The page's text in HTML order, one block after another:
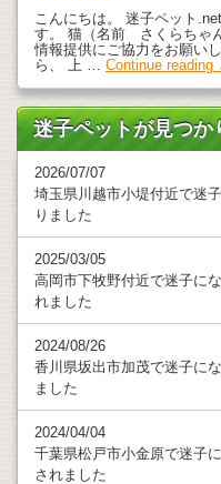
こんにちは。 迷子ペット
す。 猫（名前 さくらちゃ
情報提供にご協力をお願い
ら、 上 … Continue reading
迷子ペットが見つか
2026/07/07
埼玉県川越市小堤付近で迷
りました
2025/03/05
高岡市下牧野付近で迷子に
れました
2024/08/26
香川県坂出市加茂で迷子に
ました
2024/04/04
千葉県松戸市小金原で迷子
されました